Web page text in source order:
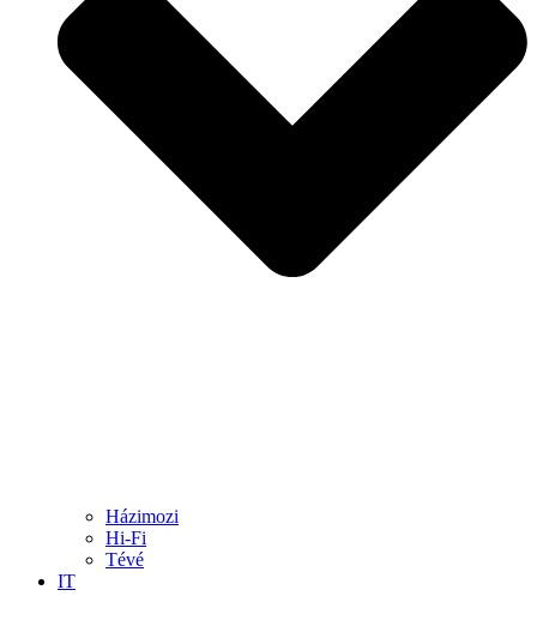
Házimozi
Hi-Fi
Tévé
IT